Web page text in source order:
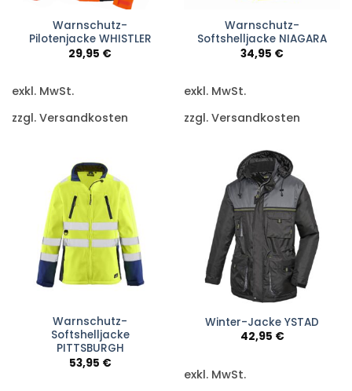
Warnschutz-
Pilotenjacke WHISTLER
29,95 €
exkl. MwSt.
zzgl. Versandkosten
Warnschutz-
Softshelljacke NIAGARA
34,95 €
exkl. MwSt.
zzgl. Versandkosten
Warnschutz-
Softshelljacke
PITTSBURGH
53,95 €
Winter-Jacke YSTAD
42,95 €
exkl. MwSt.